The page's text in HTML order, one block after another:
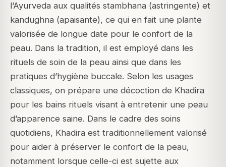
l’Ayurveda aux qualités stambhana (astringente) et
kandughna (apaisante), ce qui en fait une plante
valorisée de longue date pour le confort de la
peau. Dans la tradition, il est employé dans les
rituels de soin de la peau ainsi que dans les
pratiques d’hygiène buccale. Selon les usages
classiques, on prépare une décoction de Khadira
pour les bains rituels visant à entretenir une peau
d’apparence saine. Dans le cadre des soins
quotidiens, Khadira est traditionnellement valorisé
pour aider à préserver le confort de la peau,
notamment lorsque celle-ci est sujette aux